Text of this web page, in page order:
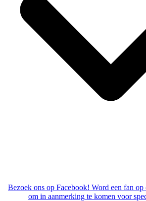
Bezoek ons op Facebook! Word een fan op
om in aanmerking te komen voor